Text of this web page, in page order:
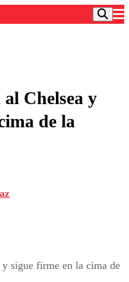
medios
Chelsea y
de la